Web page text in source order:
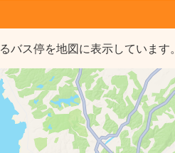
バス停を地図に表示しています。